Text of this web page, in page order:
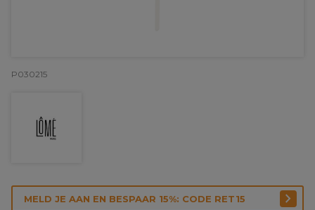
P030215
MELD JE AAN EN BESPAAR 15%: CODE RET15